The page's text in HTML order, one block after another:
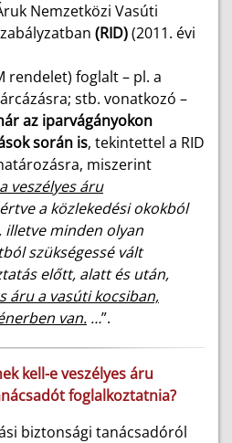
Nemzetközi Vasúti
(RID)(2011. évi
rendelet) foglalt – pl. a
stb. vonatkozó –
az iparvágányokon
során is, tekintettel a RID
miszerint
veszélyes áru
a közlekedési okokból
minden olyan
szükségessé vált
előtt, alatt és után,
áru a vasúti kocsiban,
van. …”.
kell-e veszélyes áru
foglalkoztatnia?
biztonsági tanácsadóról